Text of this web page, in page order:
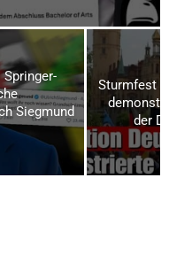
Siegmund
Sturmfest
der